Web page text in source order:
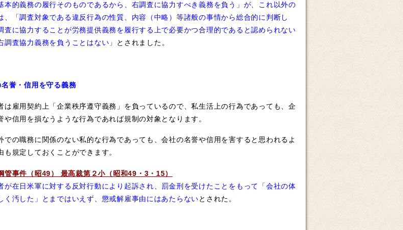
本的義務の履行そのものであるから、右調査に協力すべき義務を負う」が、これ以外の
、「調査対象である違反行為の性質、内容（中略）等諸般の事情から総合的に判断し
査に協力することが労務提供義務を履行する上で必要かつ合理的であると認められない
調査協力義務を負うことはない」
とされました。
誉・信用を守る義務
雇用契約上「企業秩序遵守義務」を負っているので、私生活上の行為であっても、企
や信用を損なうような行為であれば規制の対象となります。
の職務に関係のない私的な行為であっても、会社の名誉や信用を害すると思われるよ
も規定しておくことができます。
管事件（昭49） 最高裁第２小（昭和49・3・15）
が在日米軍に対する反対行動により起訴され、罰金刑を受けたことをもって「会社の体
く汚した」とまではいえず、懲戒解雇事由にはあたらないとされた。